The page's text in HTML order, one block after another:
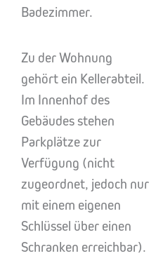
Badezimmer.
Zu der Wohnung
gehört ein Kellerabteil.
Im Innenhof des
Gebäudes stehen
Parkplätze zur
Verfügung (nicht
zugeordnet, jedoch nur
mit einem eigenen
Schlüssel über einen
Schranken erreichbar).